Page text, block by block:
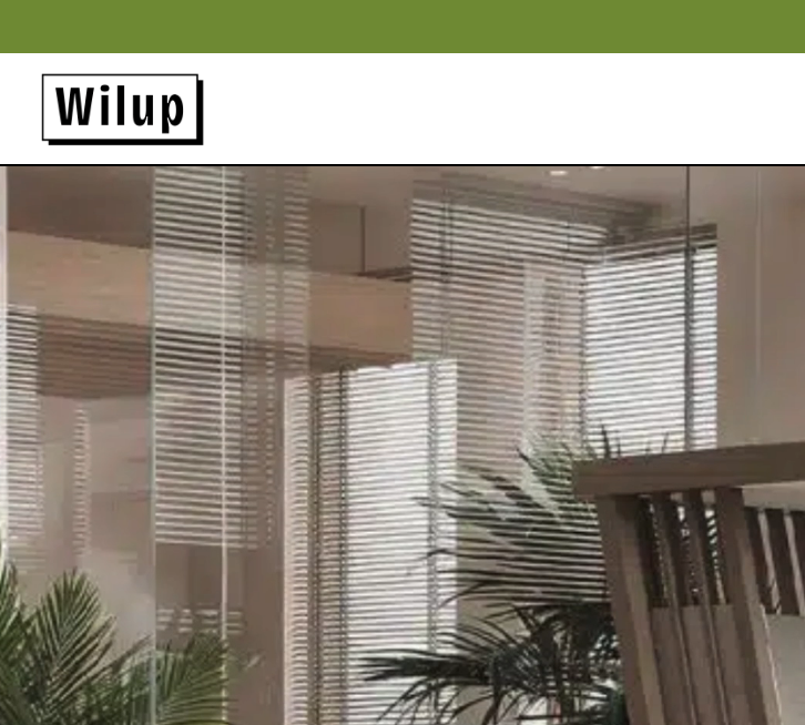
Revenir sur la page d'accueil